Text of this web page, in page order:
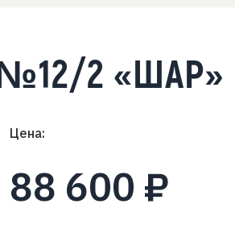
2 «ШАР»
Цена:
88 600 ₽